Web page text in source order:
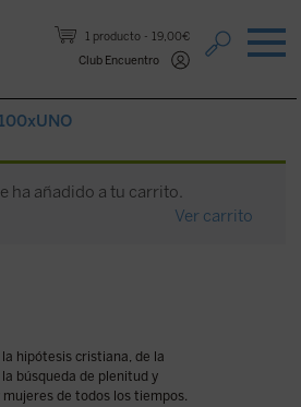
1 producto
19,00€
Club Encuentro
100xUNO
ha añadido a tu carrito.
Ver carrito
hipótesis cristiana, de la
búsqueda de plenitud y
de todos los tiempos.